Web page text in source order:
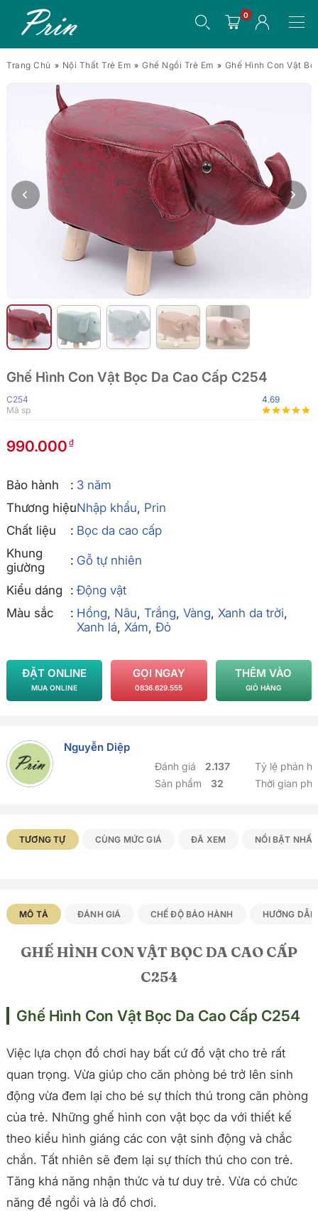
0
Trang Chủ Nội Thất Trẻ Em Ghế Ngồi Trẻ Em Ghế Hình Con Vật
Ghế Hình Con Vật Bọc Da Cao Cấp C254
C254
Mã sp
4.69
990.000
Bảo hành
3 năm
Thương hiệuNhập khẩu, Prin
Chất liệu
Bọc da cao cấp
Khung
giường
Gỗ tự nhiên
Kiểu dáng
Động vật
Màu sắc
Hồng, Nâu, Trắng, Vàng, Xanh da trời,
Xanh lá, Xám, Đỏ
ĐẶT ONLINE
MUA ONLINE
GỌI NGAY
0836.629.555
THÊM VÀO
GIỎ HÀNG
Nguyễn Diệp
Đánh giá
2.137
Sản phẩm
32
Tỷ lệ phản
Thời gian
Sản phẩm Tương tự
TƯƠNG TỰ CÙNG MỨC GIÁ ĐÃ XEM NỔI BẬT NHẤT
MÔ TẢ ĐÁNH GIÁ CHẾ ĐỘ BẢO HÀNH HƯỚNG
Mô tả chi tiết sản phẩm
Ghế Hình Con Vật Bọc Da Cao Cấp C254
Việc lựa chọn đồ chơi hay bất cứ đồ vật cho trẻ rất
quan trọng. Vừa giúp cho căn phòng bé trở lên sinh
động vừa đem lại cho bé sự thích thú trong căn phòng
của trẻ. Những ghế hình con vật bọc da với thiết kế
theo kiểu hình giáng các con vật sinh động và chắc
chắn. Tất nhiên sẽ đem lại sự thích thú cho con trẻ.
Tăng khá năng nhận thức và tư duy trẻ. Vừa có chức
năng để ngồi và là đồ chơi.